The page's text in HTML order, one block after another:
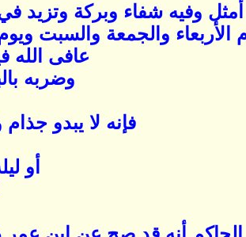
أمثل وفيه شفاء وبركة
الأربعاء والجمعة والسبت ويوم
عافى الله
وضربه
فإنه لا يبدو جذام
أو